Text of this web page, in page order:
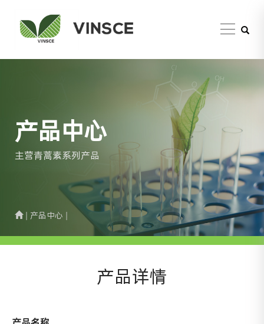
产品中心
主营青蒿素系列产品
| 产品中心 |
产品详情